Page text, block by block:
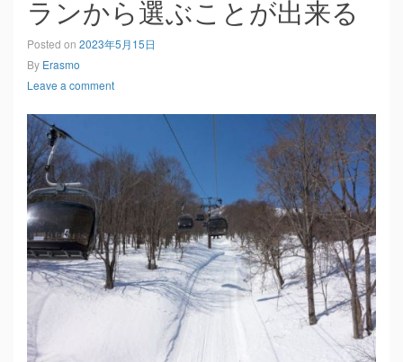
ランから選ぶことが出来る
Posted on 2023年5月15日
By Erasmo
Leave a comment